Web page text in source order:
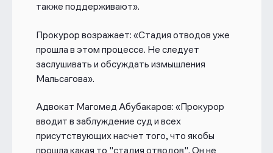
также поддерживают».
Прокурор возражает: «Стадия отводов уже
прошла в этом процессе. Не следует
заслушивать и обсуждать измышления
Мальсагова».
Адвокат Магомед Абубакаров: «Прокурор
вводит в заблуждение суд и всех
присутствующих насчет того, что якобы
прошла какая то "стадия отводов". Он не